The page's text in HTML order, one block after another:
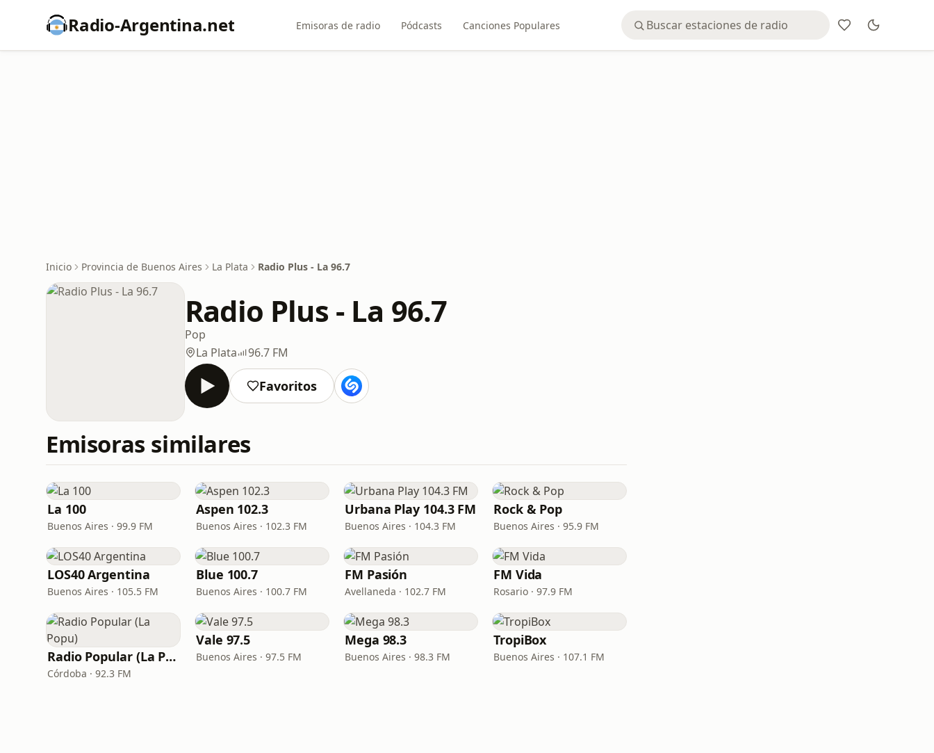
Radio-Argentina.net Emisoras de radio Pódcasts Canciones Populares
Inicio Provincia de Buenos Aires La Plata Radio Plus - La 96.7
Radio Plus - La 96.7
Pop
La Plata
96.7 FM
Favoritos
Emisoras similares
La 100
Buenos Aires · 99.9 FM
Aspen 102.3
Buenos Aires · 102.3 FM
Urbana Play 104.3 FM
Buenos Aires · 104.3 FM
Rock & Pop
Buenos Aires · 95.9 FM
LOS40 Argentina
Buenos Aires · 105.5 FM
Blue 100.7
Buenos Aires · 100.7 FM
FM Pasión
Avellaneda · 102.7 FM
FM Vida
Rosario · 97.9 FM
Radio Popular (La Popu)
Córdoba · 92.3 FM
Vale 97.5
Buenos Aires · 97.5 FM
Mega 98.3
Buenos Aires · 98.3 FM
TropiBox
Buenos Aires · 107.1 FM